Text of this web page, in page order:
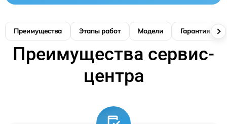
Преимущества Этапы работ Модели Гарантия
Преимущества сервис-
центра